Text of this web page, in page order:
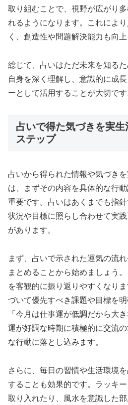
取り組むことで、視野が広がり
れるようになります。これによ
く、創造性や問題解決能力も向上
総じて、占いはただ未来を知る
自身を深く理解し、意識的に成
ーとして活用することが大切です
占いで得た気づきを実
ステップ
占いから得られた情報や気づき
は、まずその内容を具体的な行
重要です。占いはあくまでも指
状況や目標に照らし合わせて実
があります。
まず、占いで示された運気の流
まとめることから始めましょう
を客観的に振り返りやすくなり
づいて優先すべき課題や目標を明
「今月は仕事運が低調だから大
運が好調な時期に積極的に交流
な行動に落とし込みます。
さらに、毎日の習慣や生活環境
することも効果的です。ラッキ
取り入れたり、風水を意識した